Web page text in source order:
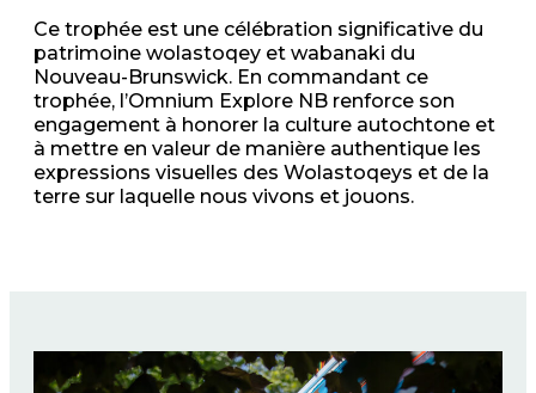
Ce trophée est une célébration significative du
patrimoine wolastoqey et wabanaki du
Nouveau-Brunswick. En commandant ce
trophée, l’Omnium Explore NB renforce son
engagement à honorer la culture autochtone et
à mettre en valeur de manière authentique les
expressions visuelles des Wolastoqeys et de la
terre sur laquelle nous vivons et jouons.